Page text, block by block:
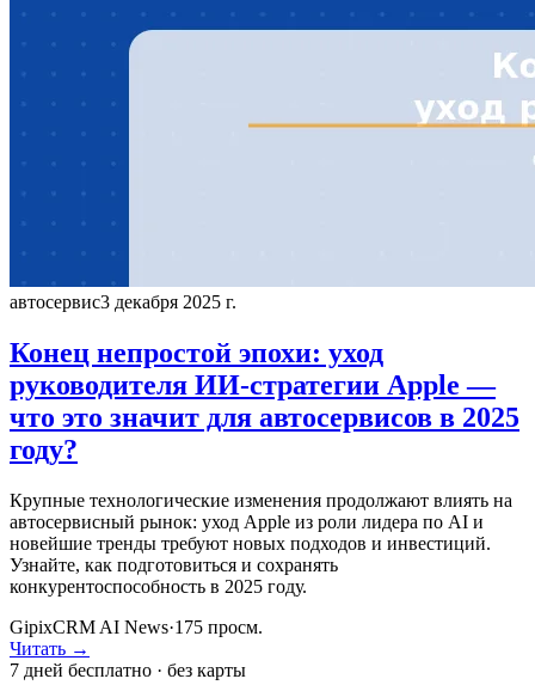
автосервис3 декабря 2025 г.
Конец непростой эпохи: уход
руководителя ИИ-стратегии Apple —
что это значит для автосервисов в 2025
году?
Крупные технологические изменения продолжают влиять на
автосервисный рынок: уход Apple из роли лидера по AI и
новейшие тренды требуют новых подходов и инвестиций.
Узнайте, как подготовиться и сохранять
конкурентоспособность в 2025 году.
GipixCRM AI News·175 просм.
Читать →
7 дней бесплатно · без карты